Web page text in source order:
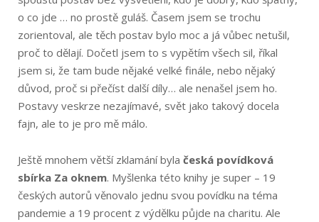
o co jde … no prostě guláš. Časem jsem se trochu
zorientoval, ale těch postav bylo moc a já vůbec netušil,
proč to dělají. Dočetl jsem to s vypětím všech sil, říkal
jsem si, že tam bude nějaké velké finále, nebo nějaký
důvod, proč si přečíst další díly… ale nenašel jsem ho.
Postavy veskrze nezajímavé, svět jako takový docela
fajn, ale to je pro mě málo.
Ještě mnohem větší zklamání byla česká povídková
sbírka Za oknem. Myšlenka této knihy je super – 19
českých autorů věnovalo jednu svou povídku na téma
pandemie a 19 procent z výdělku půjde na charitu. Ale